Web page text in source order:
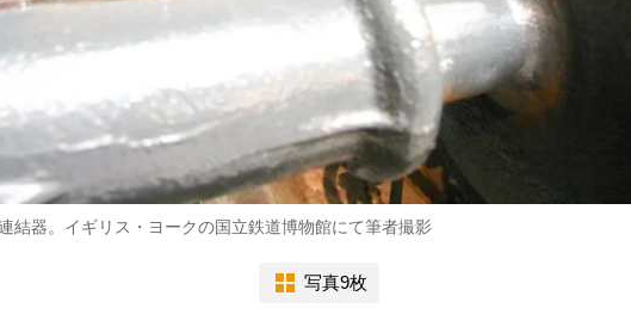
結器。イギリス・ヨークの国立鉄道博物館にて筆者撮影
写真9枚